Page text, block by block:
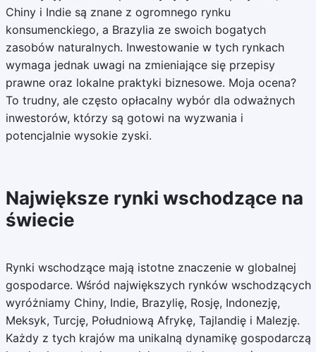
Chiny i Indie są znane z ogromnego rynku
konsumenckiego, a Brazylia ze swoich bogatych
zasobów naturalnych. Inwestowanie w tych rynkach
wymaga jednak uwagi na zmieniające się przepisy
prawne oraz lokalne praktyki biznesowe. Moja ocena?
To trudny, ale często opłacalny wybór dla odważnych
inwestorów, którzy są gotowi na wyzwania i
potencjalnie wysokie zyski.
Największe rynki wschodzące na
świecie
Rynki wschodzące mają istotne znaczenie w globalnej
gospodarce. Wśród największych rynków wschodzących
wyróżniamy Chiny, Indie, Brazylię, Rosję, Indonezję,
Meksyk, Turcję, Południową Afrykę, Tajlandię i Malezję.
Każdy z tych krajów ma unikalną dynamikę gospodarczą